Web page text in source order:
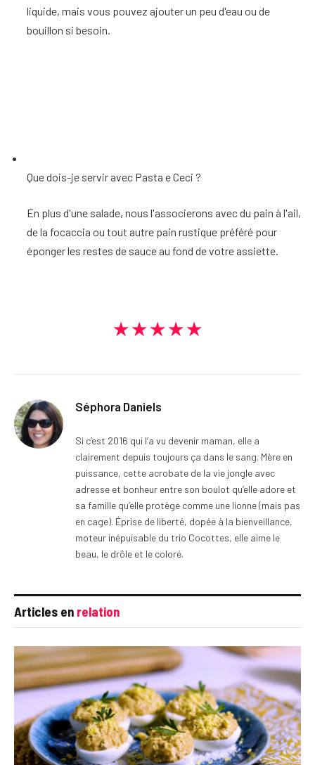
liquide, mais vous pouvez ajouter un peu d'eau ou de
bouillon si besoin.
Que dois-je servir avec Pasta e Ceci ?
En plus d'une salade, nous l'associerons avec du pain à l'ail,
de la focaccia ou tout autre pain rustique préféré pour
éponger les restes de sauce au fond de votre assiette.
★★★★★
Séphora Daniels
Si c’est 2016 qui l’a vu devenir maman, elle a
clairement depuis toujours ça dans le sang. Mère en
puissance, cette acrobate de la vie jongle avec
adresse et bonheur entre son boulot qu’elle adore et
sa famille qu’elle protège comme une lionne (mais pas
en cage). Éprise de liberté, dopée à la bienveillance,
moteur inépuisable du trio Cocottes, elle aime le
beau, le drôle et le coloré.
Articles en relation